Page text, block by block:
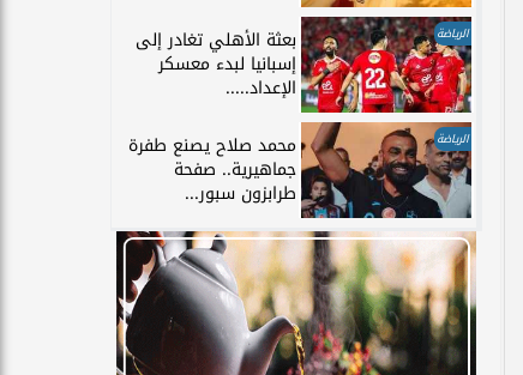
الرياضة بعثة الأهلي تغادر إلى
إسبانيا لبدء معسكر
الإعداد.....
الرياضة محمد صلاح يصنع طفرة
جماهيرية.. صفحة
طرابزون سبور...